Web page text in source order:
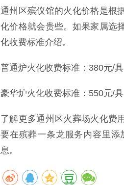
通州区殡仪馆的火化价格是根
化价格就会贵些。如果家属选
化收费标准介绍。
普通炉火化收费标准：380元/具
豪华炉火化收费标准：550元/具
了解更多通州区火葬场火化费
要在殡葬一条龙服务内容里
息。